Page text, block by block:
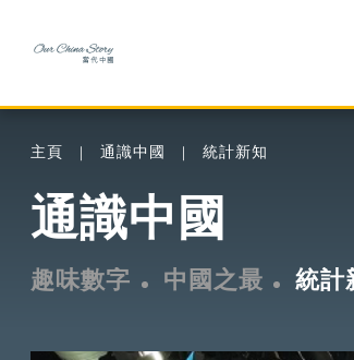
主頁 通識中國 統計新知
通識中國
趣味數字 中國之最 統計